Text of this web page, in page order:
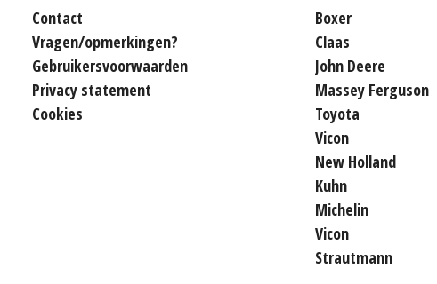
Contact
Vragen/opmerkingen?
Gebruikersvoorwaarden
Privacy statement
Cookies
Boxer
Claas
John Deere
Massey Ferguson
Toyota
Vicon
New Holland
Kuhn
Michelin
Vicon
Strautmann